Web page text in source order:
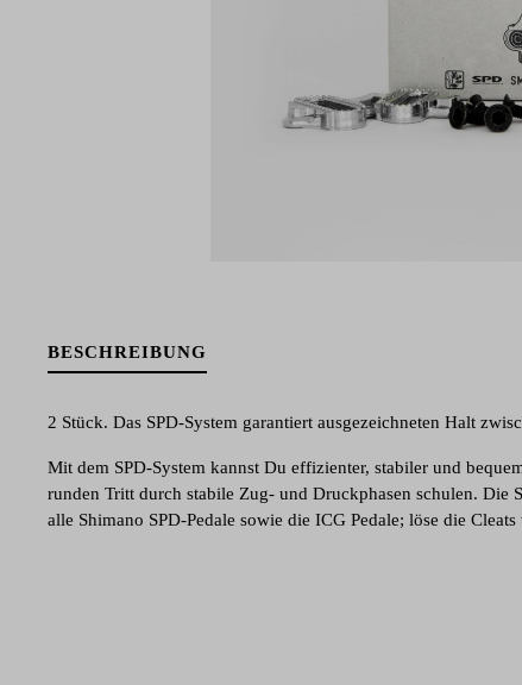
BESCHREIBUNG
2 Stück. Das SPD-System garantiert ausgezeichneten Halt
Mit dem SPD-System kannst Du effizienter, stabiler und
runden Tritt durch stabile Zug- und Druckphasen schulen. Die
alle Shimano SPD-Pedale sowie die ICG Pedale; löse die